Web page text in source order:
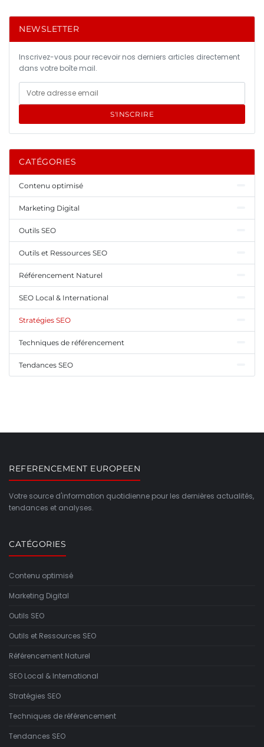
NEWSLETTER
Inscrivez-vous pour recevoir nos derniers articles directement
dans votre boîte mail.
S'INSCRIRE
CATÉGORIES
Contenu optimisé
Marketing Digital
Outils SEO
Outils et Ressources SEO
Référencement Naturel
SEO Local & International
Stratégies SEO
Techniques de référencement
Tendances SEO
REFERENCEMENT EUROPEEN
Votre source d'information quotidienne pour les dernières actualités,
tendances et analyses.
CATÉGORIES
Contenu optimisé
Marketing Digital
Outils SEO
Outils et Ressources SEO
Référencement Naturel
SEO Local & International
Stratégies SEO
Techniques de référencement
Tendances SEO